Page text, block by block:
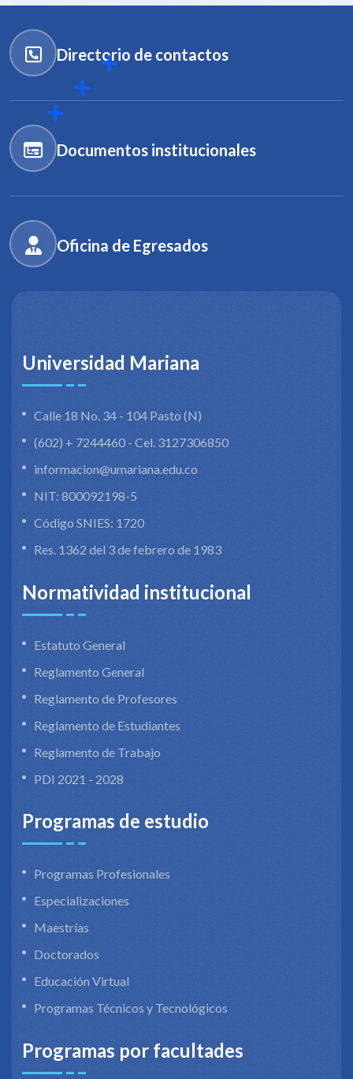
Directorio de contactos
Documentos institucionales
Oficina de Egresados
Universidad Mariana
Calle 18 No. 34 - 104 Pasto (N)
(602) + 7244460 - Cel. 3127306850
informacion@umariana.edu.co
NIT: 800092198-5
Código SNIES: 1720
Res. 1362 del 3 de febrero de 1983
Normatividad institucional
Estatuto General
Reglamento General
Reglamento de Profesores
Reglamento de Estudiantes
Reglamento de Trabajo
PDI 2021 - 2028
Programas de estudio
Programas Profesionales
Especializaciones
Maestrías
Doctorados
Educación Virtual
Programas Técnicos y Tecnológicos
Programas por facultades